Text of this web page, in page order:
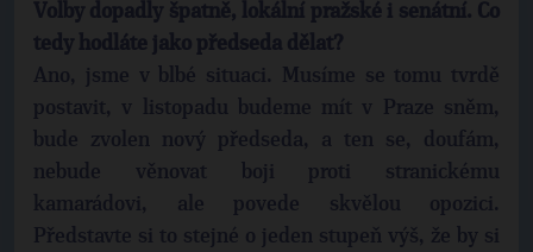
Volby dopadly špatně, lokální pražské i senátní. Co
tedy hodláte jako předseda dělat?
Ano, jsme v blbé situaci. Musíme se tomu tvrdě
postavit, v listopadu budeme mít v Praze sněm,
bude zvolen nový předseda, a ten se, doufám,
nebude věnovat boji proti stranickému
kamarádovi, ale povede skvělou opozici.
Představte si to stejné o jeden stupeň výš, že by si